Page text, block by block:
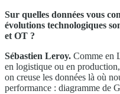
Sur quelles données vous
évolutions technologiques
et OT ?
Sébastien Leroy. Comme en
en logistique ou en
on creuse les données là où
performance : diagramme de